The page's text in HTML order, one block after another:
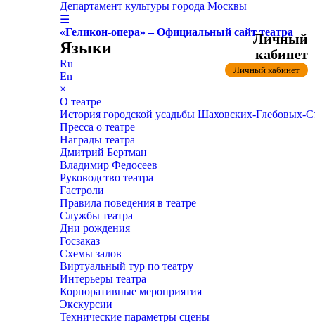
Департамент культуры города Москвы
☰
«Геликон-опера» – Официальный сайт театра
Языки
Ru
En
×
О театре
История городской усадьбы Шаховских-
Пресса о театре
Награды театра
Дмитрий Бертман
Владимир Федосеев
Руководство театра
Гастроли
Правила поведения в театре
Службы театра
Дни рождения
Госзаказ
Схемы залов
Виртуальный тур по театру
Интерьеры театра
Корпоративные мероприятия
Экскурсии
Технические параметры сцены
Личный
кабинет
Личный кабинет